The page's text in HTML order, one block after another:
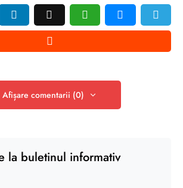
Afișare comentarii (0)
la buletinul informativ